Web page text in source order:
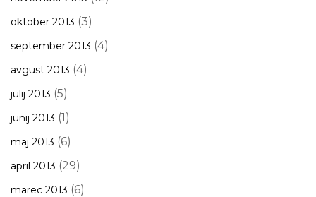
oktober 2013 (3)
september 2013 (4)
avgust 2013 (4)
julij 2013 (5)
junij 2013 (1)
maj 2013 (6)
april 2013 (29)
marec 2013 (6)